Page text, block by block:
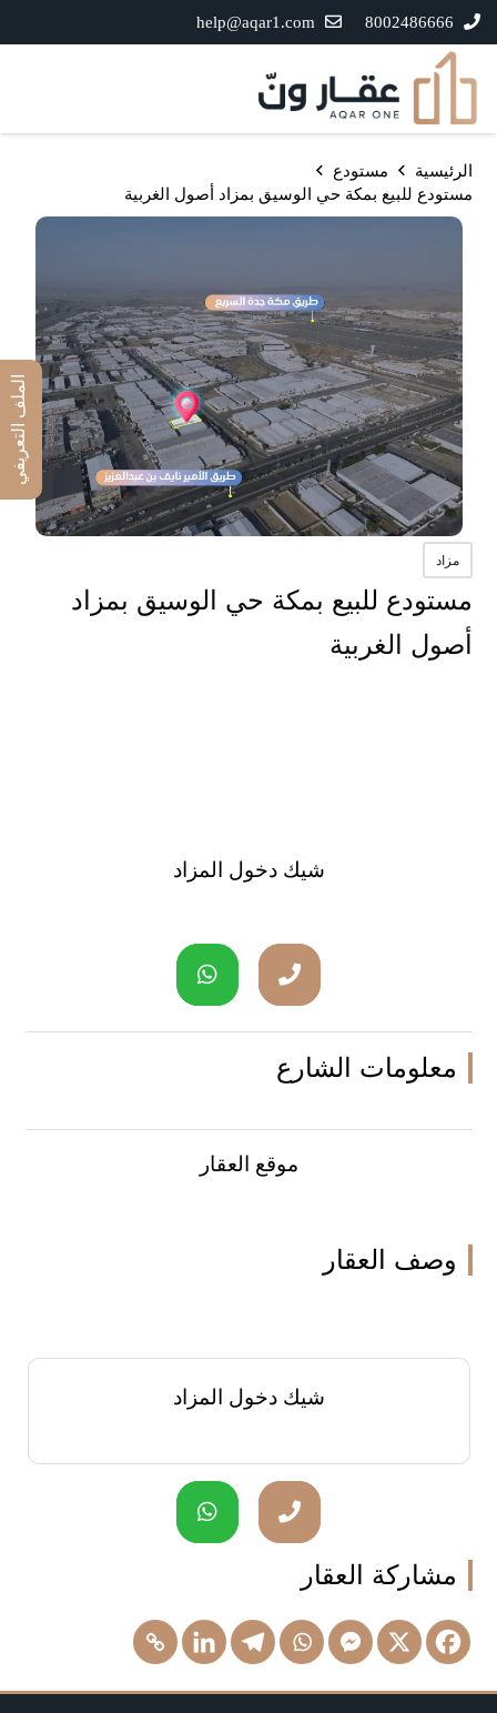
8002486666
help@aqar1.com
الرئيسية
مستودع
مستودع للبيع بمكة حي الوسيق بمزاد أصول الغربية
مزاد
مستودع للبيع بمكة حي الوسيق بمزاد
أصول الغربية
شيك دخول المزاد
معلومات الشارع
موقع العقار
وصف العقار
شيك دخول المزاد
مشاركة العقار
الملف التعريفي